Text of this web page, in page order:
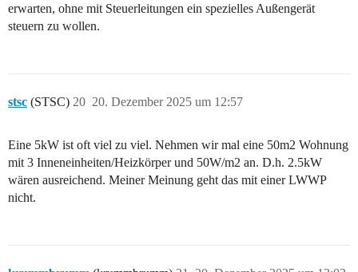
erwarten, ohne mit Steuerleitungen ein spezielles Außengerät
steuern zu wollen.
stsc (STSC) 20. Dezember 2025 um 12:57
20
Eine 5kW ist oft viel zu viel. Nehmen wir mal eine 50m2 Wohnung
mit 3 Inneneinheiten/Heizkörper und 50W/m2 an. D.h. 2.5kW
wären ausreichend. Meiner Meinung geht das mit einer LWWP
nicht.